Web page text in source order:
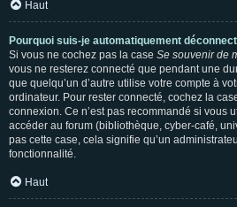
Haut
Pourquoi suis-je automatiquement
Si vous ne cochez pas la case Se souvenir de
vous ne resterez connecté que pendant une
que quelqu’un d’autre utilise votre compte à
ordinateur. Pour rester connecté, cochez la
connexion. Ce n’est pas recommandé si vous
accéder au forum (bibliothèque, cyber-café,
pas cette case, cela signifie qu’un
fonctionnalité.
Haut